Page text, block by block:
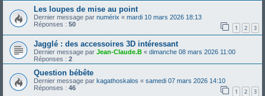
Les loupes de mise au point
Dernier message par numérix « mardi 10 mars 2026 18:13
Réponses : 50 1 2 3
Jagglé : des accessoires 3D intéressant
Dernier message par Jean-Claude.B « dimanche 08 mars 2026 11:00
Réponses : 2
Question bébête
Dernier message par kagathoskalos « samedi 07 mars 2026 14:10
Réponses : 46 1 2 3